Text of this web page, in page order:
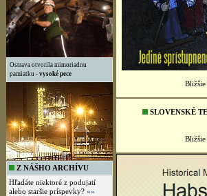
Ostrava otvorila mimoriadnu
pamiatku - vysoké pece
Z NÁŠHO ARCHÍVU
Hľadáte niektoré z podujatí
alebo staršie príspevky? »»
MEDVEDIA